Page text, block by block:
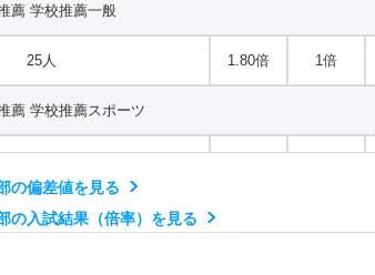
理カウンセリング専攻 推薦 学校推薦スポーツ
20人
薦 学校推薦一般
25人 1.80倍 1倍
薦 学校推薦スポーツ
の偏差値を見る
の入試結果（倍率）を見る